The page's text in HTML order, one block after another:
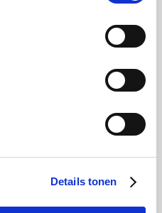
Details tonen
Lufthansa
DeubaXXL